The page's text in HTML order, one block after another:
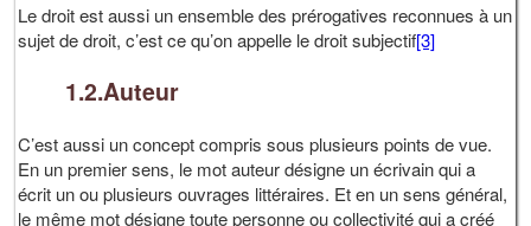
Le droit est aussi un ensemble des prérogatives reconnues à un
sujet de droit, c’est ce qu’on appelle le droit subjectif[3]
1.2.Auteur
C’est aussi un concept compris sous plusieurs points de vue.
En un premier sens, le mot auteur désigne un écrivain qui a
écrit un ou plusieurs ouvrages littéraires. Et en un sens général,
le même mot désigne toute personne ou collectivité qui a créé